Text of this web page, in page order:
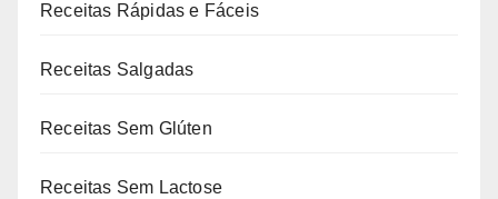
Receitas Rápidas e Fáceis
Receitas Salgadas
Receitas Sem Glúten
Receitas Sem Lactose